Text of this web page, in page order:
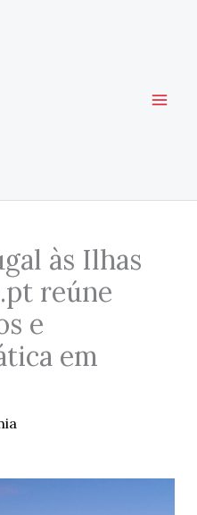
às Ilhas
reúne
e
em